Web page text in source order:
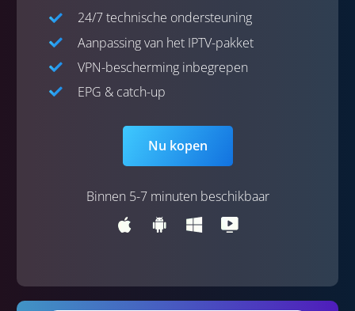
24/7 technische ondersteuning
Aanpassing van het IPTV-pakket
VPN-bescherming inbegrepen
EPG & catch-up
Nu kopen
Binnen 5-7 minuten beschikbaar